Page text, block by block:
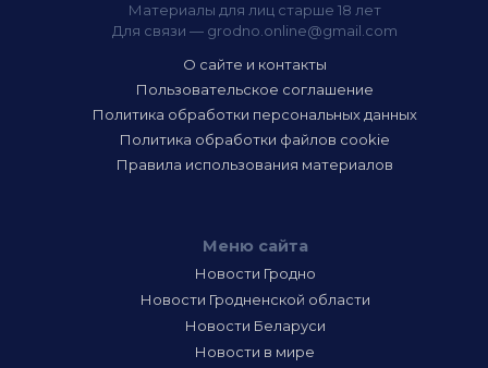
Материалы для лиц старше 18 лет
Для связи — grodno.online@gmail.com
О сайте и контакты
Пользовательское соглашение
Политика обработки персональных данных
Политика обработки файлов cookie
Правила использования материалов
Меню сайта
Новости Гродно
Новости Гродненской области
Новости Беларуси
Новости в мире